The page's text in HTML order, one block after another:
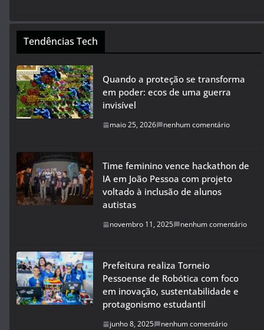
Tendências Tech
Quando a proteção se transforma
em poder: ecos de uma guerra
invisível
maio 25, 2026 nenhum comentário
Time feminino vence hackathon de
IA em João Pessoa com projeto
voltado à inclusão de alunos
autistas
novembro 11, 2025 nenhum comentário
Prefeitura realiza Torneio
Pessoense de Robótica com foco
em inovação, sustentabilidade e
protagonismo estudantil
junho 8, 2025 nenhum comentário